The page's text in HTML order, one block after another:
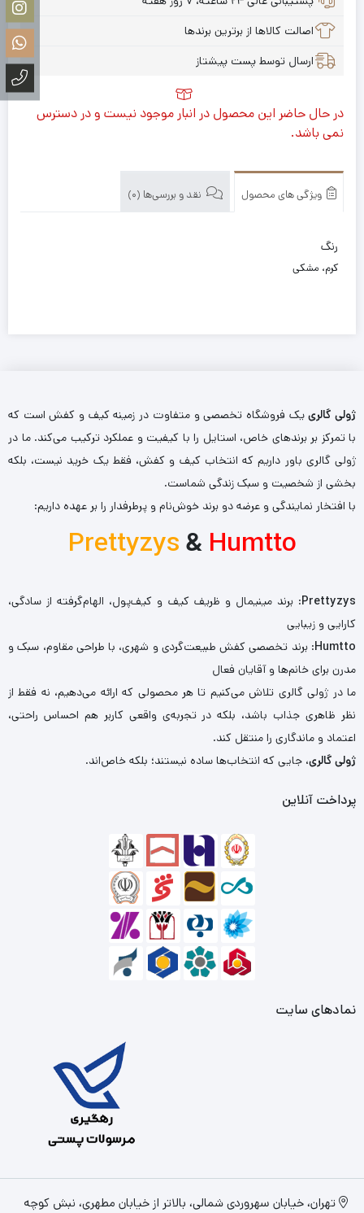
اصالت کالاها از برترین برندها
ارسال توسط پست پیشتاز
در حال حاضر این محصول در انبار موجود نیست و در دسترس
نمی باشد.
ویژگی های محصول نقد و بررسی‌ها (0)
رنگ
کرم، مشکی
ژولی گالرییک فروشگاه تخصصی و متفاوت در زمینه کیف و کفش است که
با تمرکز بر برندهای خاص، استایل را با کیفیت و عملکرد ترکیب می‌کند. ما در
ژولی گالری باور داریم که انتخاب کیف و کفش، فقط یک خرید نیست، بلکه
بخشی از شخصیت و سبک زندگی شماست.
با افتخار نمایندگی و عرضه دو برند خوش‌نام و پرطرفدار را بر عهده داریم:
Prettyzys& Humtto
Prettyzys: برند مینیمال و ظریف کیف و کیف‌پول، الهام‌گرفته از سادگی،
کارایی و زیبایی
Humtto: برند تخصصی کفش طبیعت‌گردی و شهری، با طراحی مقاوم، سبک و
مدرن برای خانم‌ها و آقایان فعال
ما در ژولی گالری تلاش می‌کنیم تا هر محصولی که ارائه می‌دهیم، نه فقط از
نظر ظاهری جذاب باشد، بلکه در تجربه‌ی واقعی کاربر هم احساس راحتی،
اعتماد و ماندگاری را منتقل کند.
ژولی گالری، جایی که انتخاب‌ها ساده نیستند؛ بلکه خاص‌اند.
پرداخت آنلاین
نمادهای سایت
تهران، خیابان سهروردی شمالی، بالاتر از خیابان مطهری، نبش کوچه